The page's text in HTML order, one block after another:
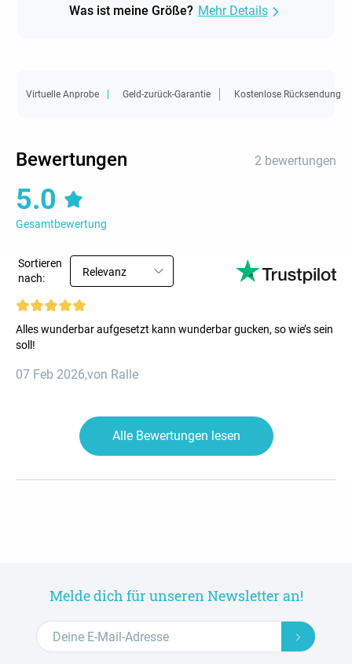
Was ist meine Größe? Mehr Details
Virtuelle Anprobe Geld-zurück-Garantie Kostenlose Rücksendung
Bewertungen 2 bewertungen
5.0
Gesamtbewertung
Sortieren
nach:
Relevanz
Alles wunderbar aufgesetzt kann wunderbar gucken, so wie’s sein
soll!
07 Feb 2026,von Ralle
Alle Bewertungen lesen
Melde dich für unseren Newsletter an!